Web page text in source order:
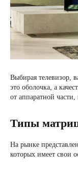
Выбирая телевизор,
это оболочка, а
от аппаратной
Типы
На рынке
которых имеет свои